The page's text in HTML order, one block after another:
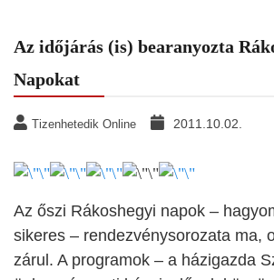
Az időjárás (is) bearanyozta
Napokat
Tizenhetedik Online 2011.10.02.
Az őszi Rákoshegyi napok –
sikeres – rendezvénysorozata ma,
zárul. A programok – a házigazda